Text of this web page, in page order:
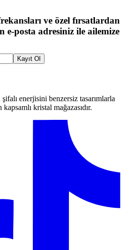
ve özel fırsatlardan
e-posta adresiniz ile ailemize
Kayıt Ol
enerjisini benzersiz tasarımlarla
kristal mağazasıdır.